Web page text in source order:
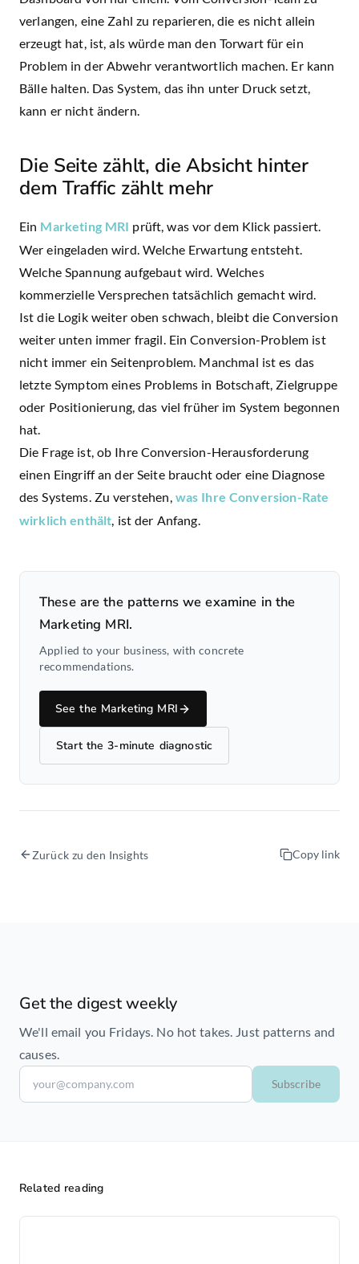
verlangen, eine Zahl zu reparieren, die es nicht allein
erzeugt hat, ist, als würde man den Torwart für ein
Problem in der Abwehr verantwortlich machen. Er kann
Bälle halten. Das System, das ihn unter Druck setzt,
kann er nicht ändern.
Die Seite zählt, die Absicht hinter
dem Traffic zählt mehr
Ein Marketing MRI prüft, was vor dem Klick passiert.
Wer eingeladen wird. Welche Erwartung entsteht.
Welche Spannung aufgebaut wird. Welches
kommerzielle Versprechen tatsächlich gemacht wird.
Ist die Logik weiter oben schwach, bleibt die Conversion
weiter unten immer fragil. Ein Conversion-Problem ist
nicht immer ein Seitenproblem. Manchmal ist es das
letzte Symptom eines Problems in Botschaft, Zielgruppe
oder Positionierung, das viel früher im System begonnen
hat.
Die Frage ist, ob Ihre Conversion-Herausforderung
einen Eingriff an der Seite braucht oder eine Diagnose
des Systems. Zu verstehen, was Ihre Conversion-Rate
wirklich enthält, ist der Anfang.
These are the patterns we examine in the
Marketing MRI.
Applied to your business, with concrete
recommendations.
See the Marketing MRI
Start the 3-minute diagnostic
Zurück zu den Insights Copy link
Get the digest weekly
We'll email you Fridays. No hot takes. Just patterns and
causes.
Subscribe
Related reading